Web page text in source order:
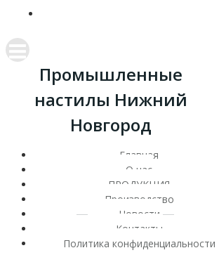
Промышленные
настилы Нижний
Новгород
Главная
О нас
ПРОДУКЦИЯ
Производство
Новости
Контакты
Политика конфиденциальности